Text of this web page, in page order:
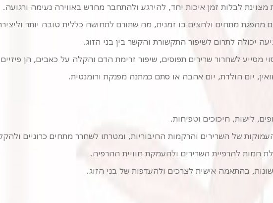
מצוינת לבלות זמן איכות יחד, להירגע ולהתחבר מחדש באווירה נעימה ורגועה.
מהפגת מתחים ולחצים בו זמנית, מה שתורם לתחושה כללית טובה יותר
יכולה לתרום לשיפור התקשורת והקשר בין בני הזוג.
מסייע לשחרור שרירים תפוסים, שיפור זרימת הדם והקלה על כאבים, הן פיזיים
יום הולדת, יום אהבה או סתם כמתנה מפנקת ורומנטית.
לישות, חיכוכים וטפיחות.
של השרירים והרקמות החיבוריות, ומטרתו לשחרר מתחים כרוניים
חמות להרפיית השרירים ולהעמקת חוויית ההרפיה.
בהתאמה אישית לצרכים ולהעדפות של בני הזוג.